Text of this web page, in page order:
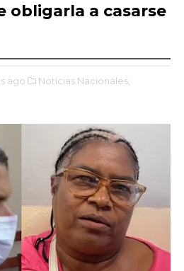
obligarla a casarse
ago Noticias Nacionales,